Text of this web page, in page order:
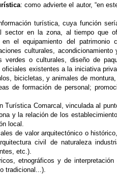
: como advierte el autor, “en
turística, cuya función
sector en la zona, al tiempo que
el equipamiento del patrimonio
culturales,
verdes o culturales, diseño de
existentes a la iniciativa
bicicletas, y animales de
de formación de personal;
Turística Comarcal, vinculada al
y la relación de los
local.
de valor arquitectónico o
civil de naturaleza
etc.).
etnográficos y de
tradicional...).